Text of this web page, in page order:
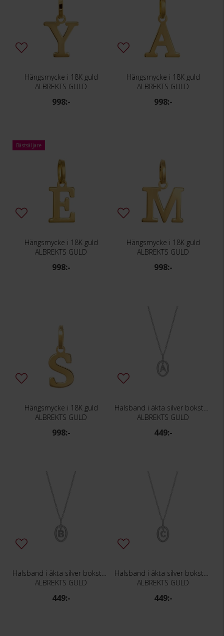
Hängsmycke i 18K guld
ALBREKTS GULD
998:-
Hängsmycke i 18K guld
ALBREKTS GULD
998:-
Bästsäljare
Hängsmycke i 18K guld
ALBREKTS GULD
998:-
Hängsmycke i 18K guld
ALBREKTS GULD
998:-
Hängsmycke i 18K guld
ALBREKTS GULD
998:-
Halsband i äkta silver bokstav A
ALBREKTS GULD
449:-
Halsband i äkta silver bokstav B
ALBREKTS GULD
449:-
Halsband i äkta silver bokstav C
ALBREKTS GULD
449:-